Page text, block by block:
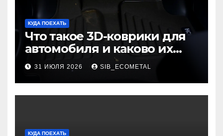
КУДА ПОЕХАТЬ
Что такое 3D-коврики для
автомобиля и каково их
основное назначение
31 ИЮЛЯ 2026 SIB_ECOMETAL
КУДА ПОЕХАТЬ